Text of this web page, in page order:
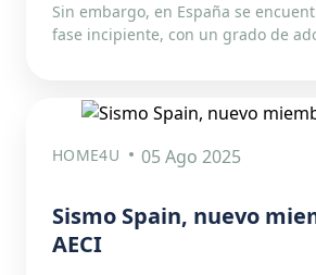
Sin embargo, en España se
fase incipiente, con un grado de
HOME4U 05 Ago 2025
Sismo Spain, nuevo
AECI